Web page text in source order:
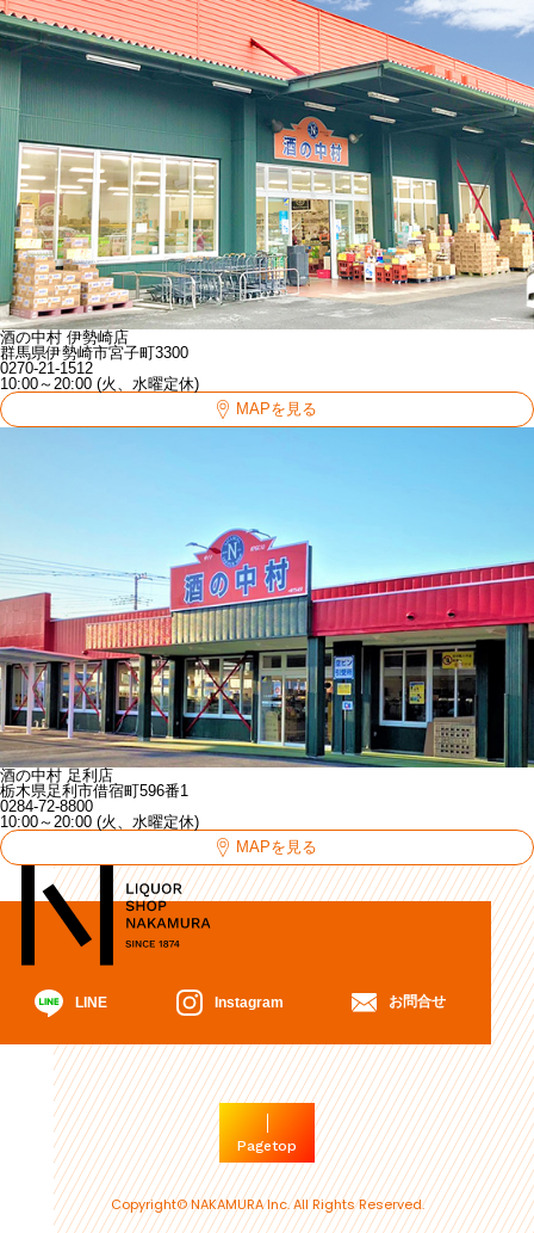
酒の中村 伊勢崎店
群馬県伊勢崎市宮子町3300
0270-21-1512
10:00～20:00 (火、水曜定休)
MAPを見る
酒の中村 足利店
栃木県足利市借宿町596番1
0284-72-8800
10:00～20:00 (火、水曜定休)
MAPを見る
LINE Instagram お問合せ
Pagetop
Copyright© NAKAMURA Inc. All Rights Reserved.